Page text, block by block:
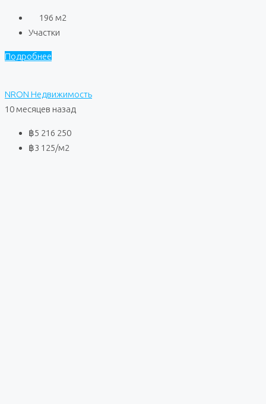
196 м2
Участки
Подробнее
NRON Недвижимость
10 месяцев назад
฿5 216 250
฿3 125/м2